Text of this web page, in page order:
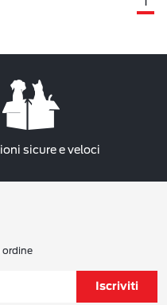
sicure e veloci
ordine
Iscriviti